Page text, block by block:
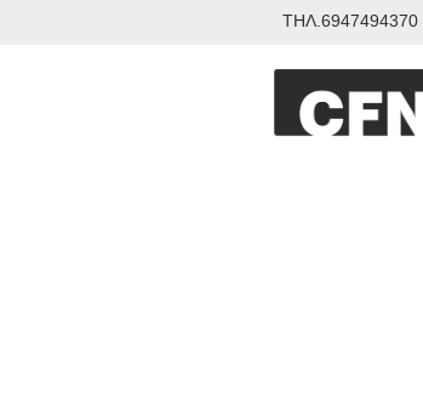
ΤΗΛ.6947494370